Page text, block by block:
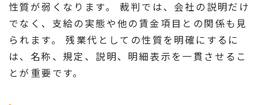
性質が弱くなります。 裁判では、会社の説明だけ
でなく、支給の実態や他の賃金項目との関係も見
られます。 残業代としての性質を明確にするに
は、名称、規定、説明、明細表示を一貫させるこ
とが重要です。